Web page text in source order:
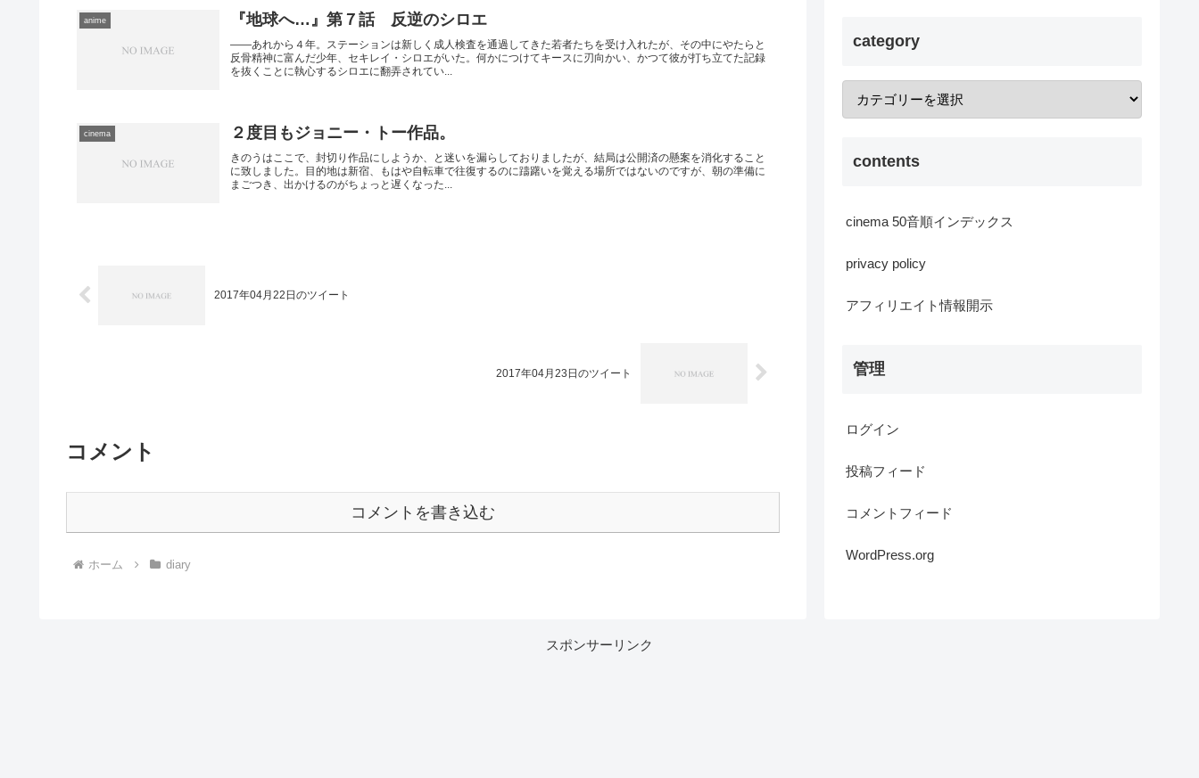
anime 『地球へ…』第７話 反逆のシロエ
――あれから４年。ステーションは新しく成人検査を通過してきた若者たちを受け入れたが、その中にやたらと
反骨精神に富んだ少年、セキレイ・シロエがいた。何かにつけてキースに刃向かい、かつて彼が打ち立てた記録
を抜くことに執心するシロエに翻弄されてい...
cinema ２度目もジョニー・トー作品。
きのうはここで、封切り作品にしようか、と迷いを漏らしておりましたが、結局は公開済の懸案を消化すること
に致しました。目的地は新宿、もはや自転車で往復するのに躊躇いを覚える場所ではないのですが、朝の準備に
まごつき、出かけるのがちょっと遅くなった...
2017年04月22日のツイート
2017年04月23日のツイート
コメント
コメントを書き込む
ホーム diary
category
contents
cinema 50音順インデックス
privacy policy
アフィリエイト情報開示
管理
ログイン
投稿フィード
コメントフィード
WordPress.org
スポンサーリンク